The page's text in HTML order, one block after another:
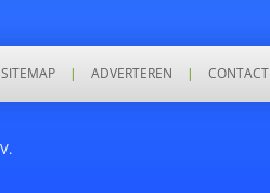
SITEMAP | ADVERTEREN | CONTACT